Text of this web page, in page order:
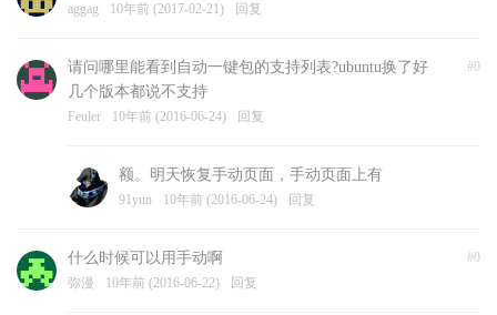
aggag 10年前 (2017-02-21) 回复
#0
请问哪里能看到自动一键包的支持列表?ubuntu换了好
几个版本都说不支持
Feuler 10年前 (2016-06-24) 回复
额。明天恢复手动页面，手动页面上有
91yun 10年前 (2016-06-24) 回复
#0
什么时候可以用手动啊
弥漫 10年前 (2016-06-22) 回复